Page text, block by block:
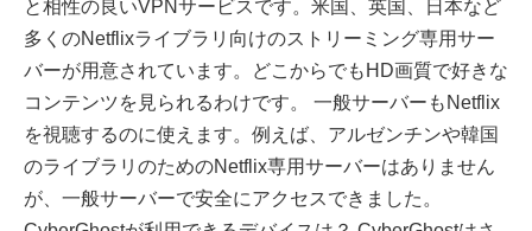
と相性の良いVPNサービスです。米国、英国、日本など
多くのNetflixライブラリ向けのストリーミング専用サー
バーが用意されています。どこからでもHD画質で好きな
コンテンツを見られるわけです。 一般サーバーもNetflix
を視聴するのに使えます。例えば、アルゼンチンや韓国
のライブラリのためのNetflix専用サーバーはありません
が、一般サーバーで安全にアクセスできました。